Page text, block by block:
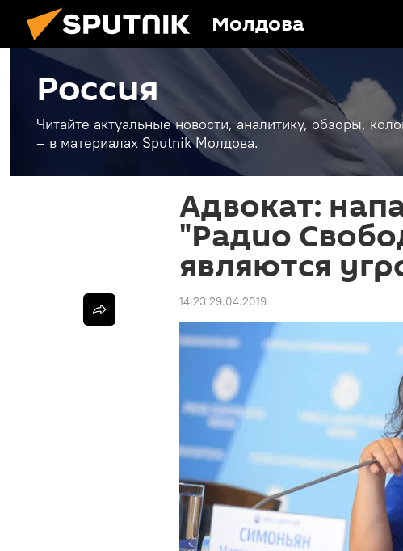
Молдова
Россия
Читайте актуальные новости, аналитику, обзоры,
– в материалах Sputnik Молдова.
Адвокат:
"Радио
являются
14:23 29.04.2019